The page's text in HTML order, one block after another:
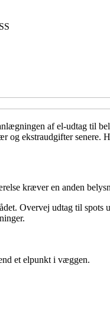
af el-udtag til
ekstraudgifter
kræver en anden
Overvej udtag til spots
et elpunkt i væggen.